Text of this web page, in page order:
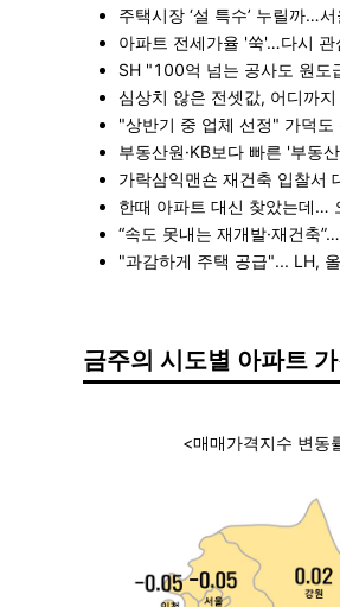
주택시장 ‘설 특수’ 누릴까…
아파트 전세가율 '쑥'…다시 관
SH "100억 넘는 공사도 원도
심상치 않은 전셋값, 어디까
"상반기 중 업체 선정" 가덕
부동산원·KB보다 빠른 '부동
가락삼익맨숀 재건축 입찰서
한때 아파트 대신 찾았는데…
“속도 못내는 재개발·재건축
"과감하게 주택 공급"... LH,
금주의 시도별 아파트
<매매가격지수 변동